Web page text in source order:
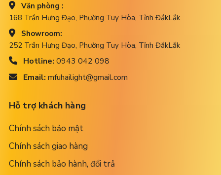
Văn phòng :
168 Trần Hưng Đạo, Phường Tuy Hòa, Tỉnh ĐắkLắk
Showroom:
252 Trần Hưng Đạo, Phường Tuy Hòa, Tỉnh ĐắkLắk
Hotline: 0943 042 098
Email: mfuhailight@gmail.com
Hỗ trợ khách hàng
Chính sách bảo mật
Chính sách giao hàng
Chính sách bảo hành, đổi trả